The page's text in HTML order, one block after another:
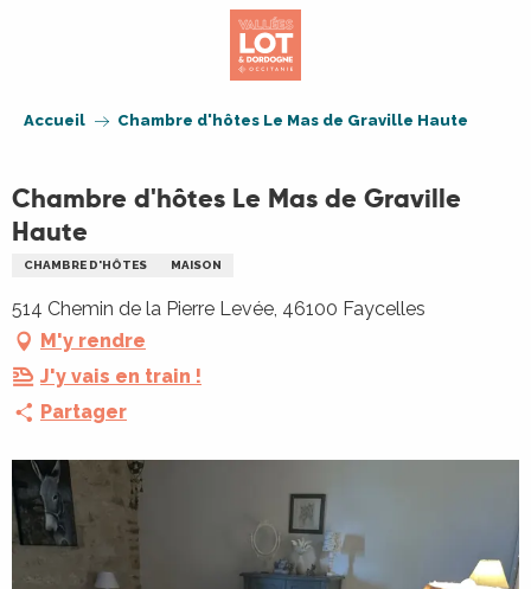
Accueil Chambre d'hôtes Le Mas de Graville Haute
Chambre d'hôtes Le Mas de Graville
Haute
CHAMBRE D'HÔTES MAISON
514 Chemin de la Pierre Levée, 46100 Faycelles
M'y rendre
J'y vais en train !
Partager